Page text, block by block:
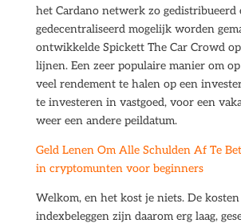
het Cardano netwerk zo gedistribueerd
gedecentraliseerd mogelijk worden
ontwikkelde Spickett The Car Crowd
lijnen. Een zeer populaire manier om
veel rendement te halen op een
te investeren in vastgoed, voor een
weer een andere peildatum.
Geld Lenen Om Alle Schulden Af Te
in cryptomunten voor beginners
Welkom, en het kost je niets. De
indexbeleggen zijn daarom erg laag,